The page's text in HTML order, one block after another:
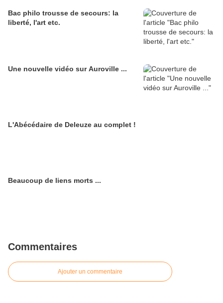
Bac philo trousse de secours: la
liberté, l'art etc.
Une nouvelle vidéo sur Auroville ...
L'Abécédaire de Deleuze au complet !
Beaucoup de liens morts ...
Commentaires
Ajouter un commentaire